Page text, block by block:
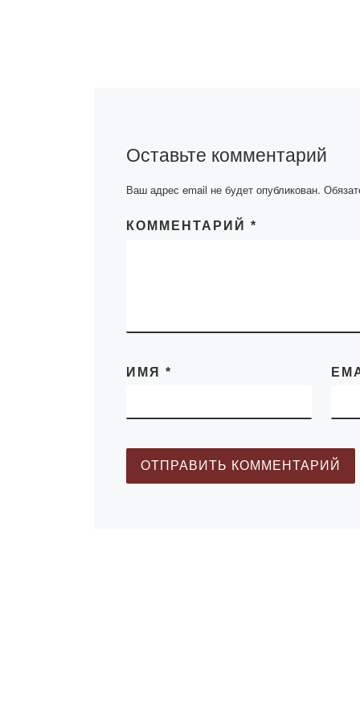
звания «Лучший
преподаватель
стали […]
Оставьте комментарий
Ваш адрес email не будет опубликован.
КОММЕНТАРИЙ *
ИМЯ *